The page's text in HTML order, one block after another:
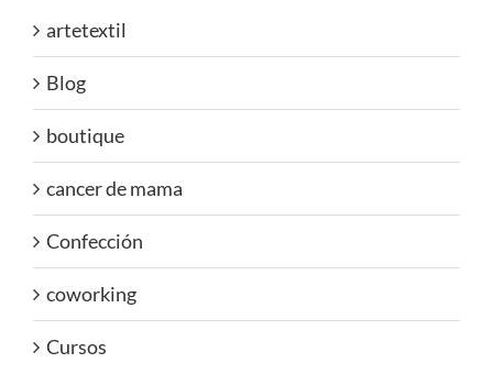
artetextil
Blog
boutique
cancer de mama
Confección
coworking
Cursos